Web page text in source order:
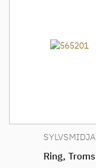
SYLVSMIDJA
Ring, Troms